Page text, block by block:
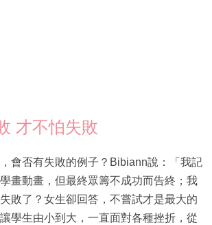
才不怕失敗
會否有失敗的例子？Bibiann說：「我記
畫動畫，但最終眾籌不成功而告終；我
敗了？女生卻回答，不嘗試才是最大的
學生由小到大，一直面對各種挫折，從